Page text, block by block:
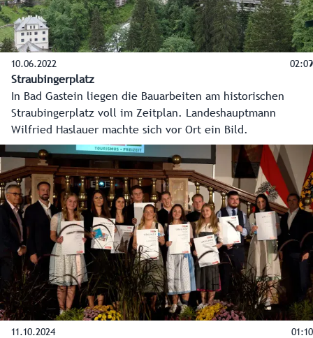
10.06.2022 02:09
Straubingerplatz
In Bad Gastein liegen die Bauarbeiten am historischen
Straubingerplatz voll im Zeitplan. Landeshauptmann
Wilfried Haslauer machte sich vor Ort ein Bild.
11.10.2024 01:10